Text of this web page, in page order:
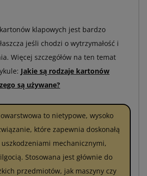
klapowych jest bardzo
jeśli chodzi o wytrzymałość i
Więcej szczegółów na ten temat
Jakie są rodzaje kartonów
są używane?
to nietypowe, wysoko
które zapewnia doskonałą
mechanicznymi,
Stosowana jest głównie do
przedmiotów, jak maszyny czy